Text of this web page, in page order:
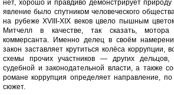
нет, хорошо и правдиво демонстрирует
явление было спутником человеческого
на рубеже XVIII-XIX веков цвело пышным
Митчелл в качестве, так сказать, мотора
коммерсанта. Именно делец в своём
закон заставляет крутиться колёса коррупции,
схемы прочих участников — других дельцов,
судебной и законодательной власти, а также
романе коррупция определяет направление, по
сюжет.